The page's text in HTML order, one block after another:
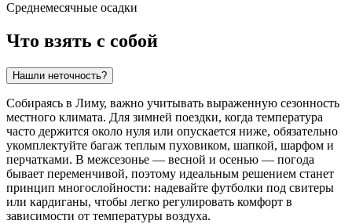
Среднемесячные осадки
Что взять с собой
Нашли неточность?
Собираясь в Лиму, важно учитывать выраженную сезонность
местного климата. Для зимней поездки, когда температура
часто держится около нуля или опускается ниже, обязательно
укомплектуйте багаж теплым пуховиком, шапкой, шарфом и
перчатками. В межсезонье — весной и осенью — погода
бывает переменчивой, поэтому идеальным решением станет
принцип многослойности: надевайте футболки под свитеры
или кардиганы, чтобы легко регулировать комфорт в
зависимости от температуры воздуха.